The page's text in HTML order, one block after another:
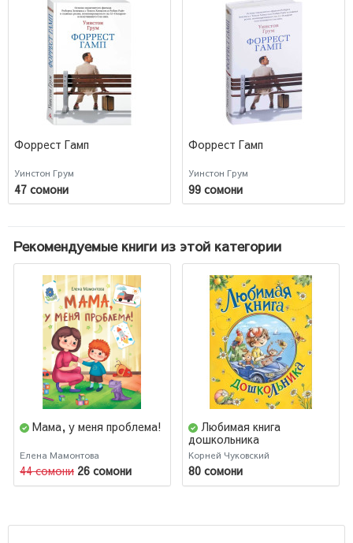
Форрест Гамп
Уинстон Грум
47 сомони
Форрест Гамп
Уинстон Грум
99 сомони
Рекомендуемые книги из этой категории
Мама, у меня проблема!
Елена Мамонтова
44 сомони 26 сомони
Любимая книга
дошкольника
Корней Чуковский
80 сомони